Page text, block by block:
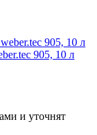
905, 10 л
и уточнят